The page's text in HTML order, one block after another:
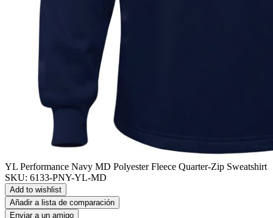
YL Performance Navy MD Polyester Fleece Quarter-Zip Sweatshirt
SKU: 6133-PNY-YL-MD
Add to wishlist
Añadir a lista de comparación
Enviar a un amigo